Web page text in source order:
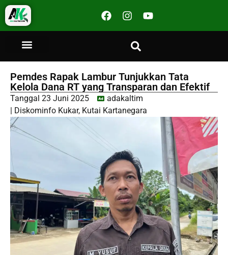
Pemdes Rapak Lambur Tunjukkan Tata
Kelola Dana RT yang Transparan dan Efektif
Tanggal 23 Juni 2025
adakaltim
Diskominfo Kukar, Kutai Kartanegara